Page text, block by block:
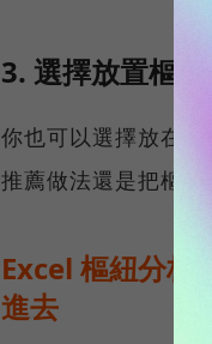
3. 選擇放置樞紐
你也可以選擇放在
推薦做法還是把樞
Excel 樞紐分析
進去